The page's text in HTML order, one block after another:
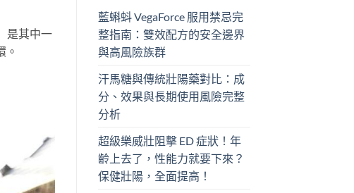
是其中一
。
藍蝌蚪 VegaForce 服用禁忌完
整指南：雙效配方的安全邊界
與高風險族群
汗馬糖與傳統壯陽藥對比：成
分、效果與長期使用風險完整
分析
超級樂威壯阻擊 ED 症狀！年
齡上去了，性能力就要下來？
保健壯陽，全面提高！